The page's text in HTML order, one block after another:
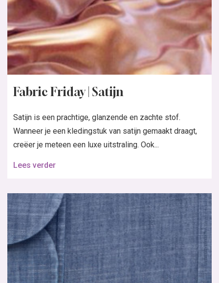
Fabric Friday | Satijn
Satijn is een prachtige, glanzende en zachte stof.
Wanneer je een kledingstuk van satijn gemaakt draagt,
creëer je meteen een luxe uitstraling. Ook...
Lees verder